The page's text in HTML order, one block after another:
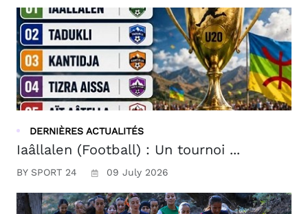
DERNIÈRES ACTUALITÉS
Iaâllalen (Football) : Un tournoi ...
BY SPORT 24 09 July 2026